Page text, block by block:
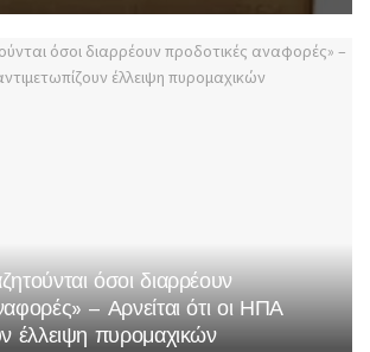
όσοι διαρρέουν
– Αρνείται ότι οι ΗΠΑ
έλλειψη πυρομαχικών